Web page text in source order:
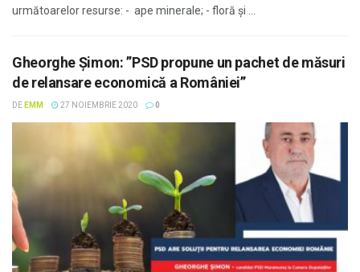
următoarelor resurse: - ape minerale; - floră și ...
Gheorghe Șimon: ”PSD propune un pachet de măsuri
de relansare economică a României”
DE EMM 27 NOIEMBRIE 2020 0